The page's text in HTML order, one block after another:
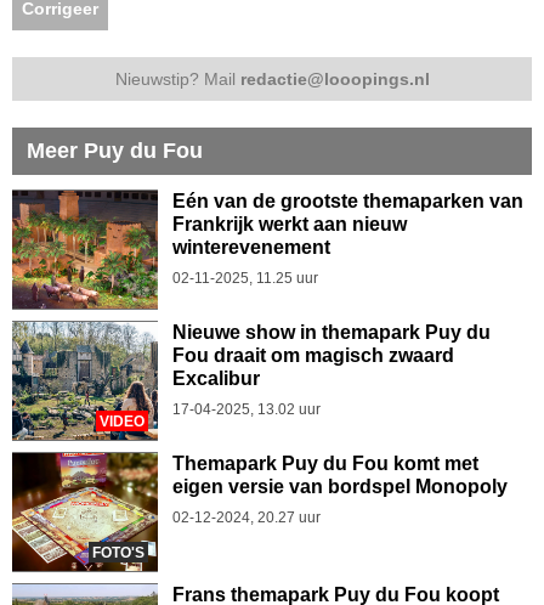
Corrigeer
Nieuwstip? Mail redactie@looopings.nl
Meer Puy du Fou
Eén van de grootste themaparken van
Frankrijk werkt aan nieuw
winterevenement
02-11-2025, 11.25 uur
VIDEO
Nieuwe show in themapark Puy du
Fou draait om magisch zwaard
Excalibur
17-04-2025, 13.02 uur
FOTO'S
Themapark Puy du Fou komt met
eigen versie van bordspel Monopoly
02-12-2024, 20.27 uur
Frans themapark Puy du Fou koopt